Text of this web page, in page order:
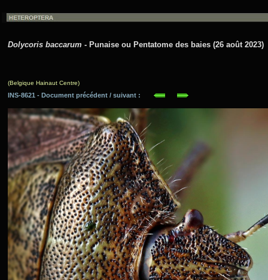
Dolycoris baccarum - Punaise ou Pentatome des baies (26 août 2023)
(Belgique Hainaut Centre)
INS-8621 - Document précédent / suivant :